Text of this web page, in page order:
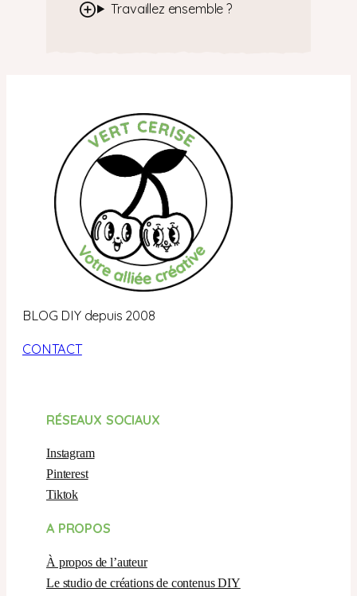
Travaillez ensemble ?
BLOG DIY depuis 2008
CONTACT
RÉSEAUX SOCIAUX
Instagram
Pinterest
Tiktok
A PROPOS
À propos de l’auteur
Le studio de créations de contenus DIY